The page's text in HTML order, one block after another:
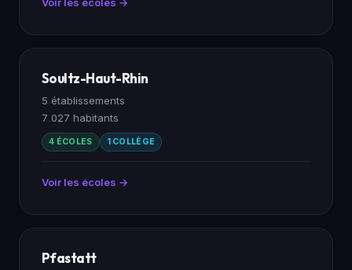
Soultz-Haut-Rhin
5 établissements
7 027 habitants
4 ÉCOLES 1 COLLÈGE
Voir les écoles →
Pfastatt